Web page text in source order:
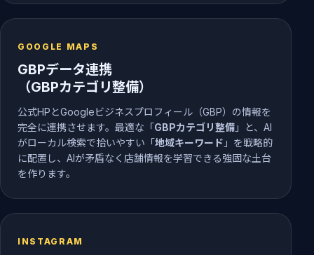
GOOGLE MAPS
GBPデータ連携
（GBPカテゴリ整備）
公式HPとGoogleビジネスプロフィール（GBP）の情報を
完全に連携させます。最適な「GBPカテゴリ整備 」と、AI
がローカル検索で拾いやすい「地域キーワード 」を戦略的
に配置し、AIが矛盾なく店舗情報を学習できる強固な土台
を作ります。
INSTAGRAM